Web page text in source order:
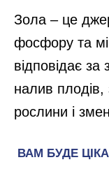
Зола – це
фосфору та
відповідає за
налив плодів,
рослини і